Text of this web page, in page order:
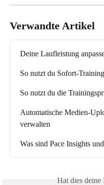
Verwandte Artikel
Deine Laufleistung
So nutzt du Sofort-
So nutzt du die
Automatische Medien-
verwalten
Was sind Pace Insights
Hat dies deine